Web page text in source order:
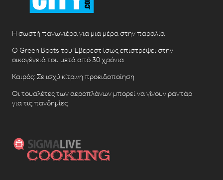
Η σωστή παγωνιέρα για μια μέρα στην παραλία
Ο Green Boots του Έβερεστ ίσως επιστρέψει στην
οικογένειά του μετά από 30 χρόνια
Καιρός: Σε ισχύ κίτρινη προειδοποίηση
Οι τουαλέτες των αεροπλάνων μπορεί να γίνουν ραντάρ
για τις πανδημίες